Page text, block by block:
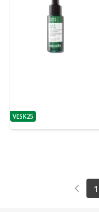
patarimas
VESK25
1